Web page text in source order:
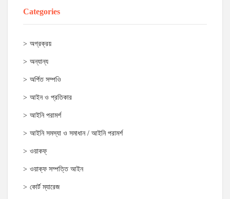
Categories
অগ্রক্রয়
অন্যান্য
অর্পিত সম্পওি
আইন ও প্রতিকার
আইনি পরামর্শ
আইনি সমস্যা ও সমাধান / আইনি পরামর্শ
ওয়াকফ্
ওয়াক্‌ফ সম্পত্তি আইন
কোর্ট ম্যারেজ